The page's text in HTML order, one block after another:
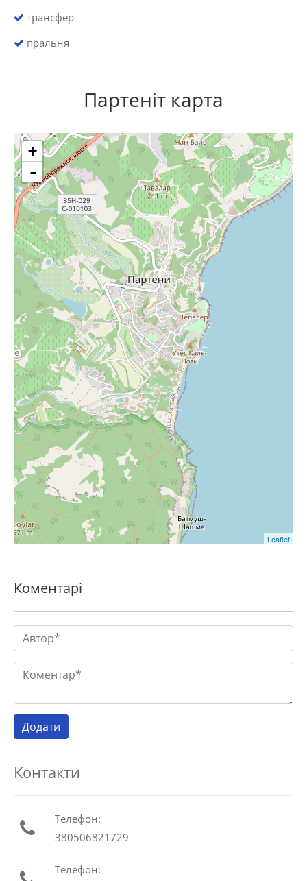
трансфер
пральня
Партеніт карта
+
-
Leaflet
Коментарі
Контакти
Телефон:
380506821729
Телефон: